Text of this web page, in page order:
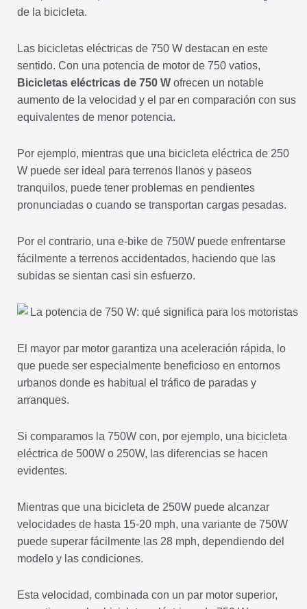
de la bicicleta.
Las bicicletas eléctricas de 750 W destacan en este
sentido. Con una potencia de motor de 750 vatios,
Bicicletas eléctricas de 750 W ofrecen un notable
aumento de la velocidad y el par en comparación con sus
equivalentes de menor potencia.
Por ejemplo, mientras que una bicicleta eléctrica de 250
W puede ser ideal para terrenos llanos y paseos
tranquilos, puede tener problemas en pendientes
pronunciadas o cuando se transportan cargas pesadas.
Por el contrario, una e-bike de 750W puede enfrentarse
fácilmente a terrenos accidentados, haciendo que las
subidas se sientan casi sin esfuerzo.
El mayor par motor garantiza una aceleración rápida, lo
que puede ser especialmente beneficioso en entornos
urbanos donde es habitual el tráfico de paradas y
arranques.
Si comparamos la 750W con, por ejemplo, una bicicleta
eléctrica de 500W o 250W, las diferencias se hacen
evidentes.
Mientras que una bicicleta de 250W puede alcanzar
velocidades de hasta 15-20 mph, una variante de 750W
puede superar fácilmente las 28 mph, dependiendo del
modelo y las condiciones.
Esta velocidad, combinada con un par motor superior,